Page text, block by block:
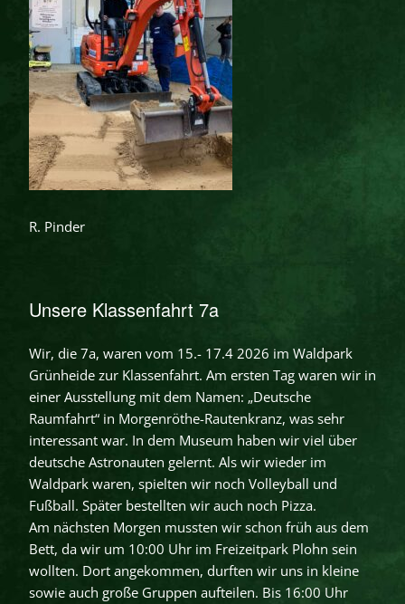
R. Pinder
Unsere Klassenfahrt 7a
Wir, die 7a, waren vom 15.- 17.4 2026 im Waldpark
Grünheide zur Klassenfahrt. Am ersten Tag waren wir in
einer Ausstellung mit dem Namen: „Deutsche
Raumfahrt“ in Morgenröthe-Rautenkranz, was sehr
interessant war. In dem Museum haben wir viel über
deutsche Astronauten gelernt. Als wir wieder im
Waldpark waren, spielten wir noch Volleyball und
Fußball. Später bestellten wir auch noch Pizza.
Am nächsten Morgen mussten wir schon früh aus dem
Bett, da wir um 10:00 Uhr im Freizeitpark Plohn sein
wollten. Dort angekommen, durften wir uns in kleine
sowie auch große Gruppen aufteilen. Bis 16:00 Uhr